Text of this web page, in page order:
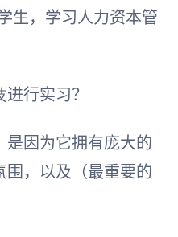
生，学习人力资本管
进行实习？
是因为它拥有庞大的
围，以及（最重要的